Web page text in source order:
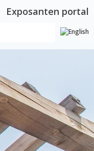
Exposanten portal